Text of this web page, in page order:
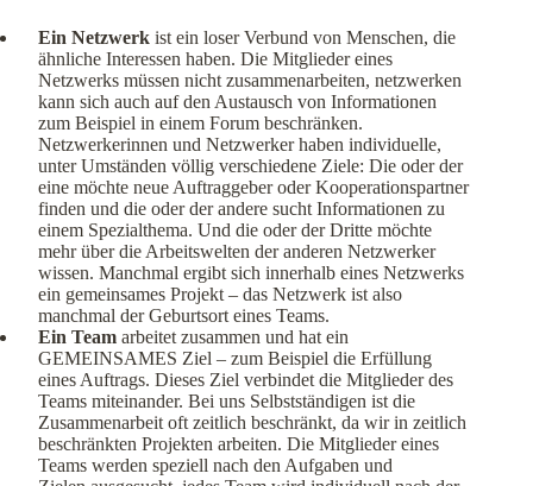
Ein Netzwerk ist ein loser Verbund von Menschen, die
ähnliche Interessen haben. Die Mitglieder eines
Netzwerks müssen nicht zusammenarbeiten, netzwerken
kann sich auch auf den Austausch von Informationen
zum Beispiel in einem Forum beschränken.
Netzwerkerinnen und Netzwerker haben individuelle,
unter Umständen völlig verschiedene Ziele: Die oder der
eine möchte neue Auftraggeber oder Kooperationspartner
finden und die oder der andere sucht Informationen zu
einem Spezialthema. Und die oder der Dritte möchte
mehr über die Arbeitswelten der anderen Netzwerker
wissen. Manchmal ergibt sich innerhalb eines Netzwerks
ein gemeinsames Projekt – das Netzwerk ist also
manchmal der Geburtsort eines Teams.
Ein Team arbeitet zusammen und hat ein
GEMEINSAMES Ziel – zum Beispiel die Erfüllung
eines Auftrags. Dieses Ziel verbindet die Mitglieder des
Teams miteinander. Bei uns Selbstständigen ist die
Zusammenarbeit oft zeitlich beschränkt, da wir in zeitlich
beschränkten Projekten arbeiten. Die Mitglieder eines
Teams werden speziell nach den Aufgaben und